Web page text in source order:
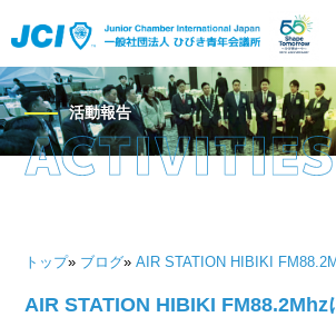
活動報告
トップ» ブログ» AIR STATION HIBIKI
AIR STATION HIBIKI FM88.2Mhz